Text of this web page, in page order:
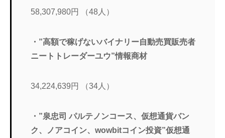
58,307,980円 （48人）
・”高額で稼げないバイナリー自動売買販売者
ニートトレーダーユウ”情報商材
34,224,639円 （34人）
・”泉忠司 パルテノンコース、仮想通貨バン
ク、ノアコイン、wowbitコイン投資”仮想通